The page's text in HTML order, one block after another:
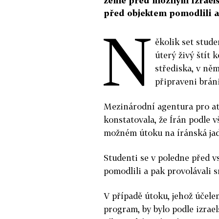
před objektem pomodlili
N ěkolik set
úterý živý štít
střediska, v
připraveni
Mezinárodní agentura pro
konstatovala, že Írán podle
možném útoku na íránská
Studenti se v poledne před
pomodlili a pak provolávali
V případě útoku, jehož
program, by bylo podle